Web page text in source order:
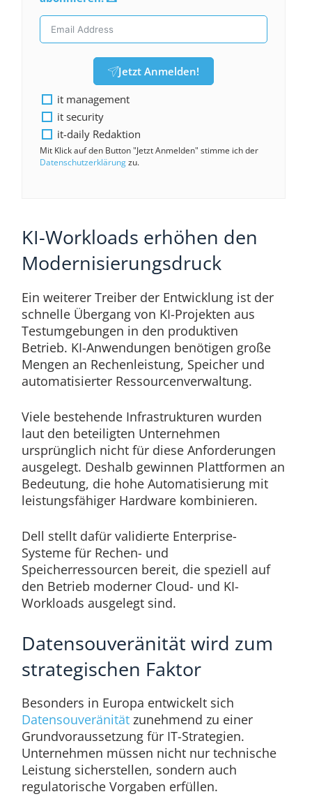
Jetzt Anmelden!
it management
it security
it-daily Redaktion
Mit Klick auf den Button "Jetzt Anmelden" stimme ich der
Datenschutzerklärungzu.
KI-Workloads erhöhen den
Modernisierungsdruck
Ein weiterer Treiber der Entwicklung ist der
schnelle Übergang von KI-Projekten aus
Testumgebungen in den produktiven
Betrieb. KI-Anwendungen benötigen große
Mengen an Rechenleistung, Speicher und
automatisierter Ressourcenverwaltung.
Viele bestehende Infrastrukturen wurden
laut den beteiligten Unternehmen
ursprünglich nicht für diese Anforderungen
ausgelegt. Deshalb gewinnen Plattformen an
Bedeutung, die hohe Automatisierung mit
leistungsfähiger Hardware kombinieren.
Dell stellt dafür validierte Enterprise-
Systeme für Rechen- und
Speicherressourcen bereit, die speziell auf
den Betrieb moderner Cloud- und KI-
Workloads ausgelegt sind.
Datensouveränität wird zum
strategischen Faktor
Besonders in Europa entwickelt sich
Datensouveränitätzunehmend zu einer
Grundvoraussetzung für IT-Strategien.
Unternehmen müssen nicht nur technische
Leistung sicherstellen, sondern auch
regulatorische Vorgaben erfüllen.